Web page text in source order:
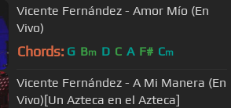
Vicente Fernández - Amor Mío (En
Vivo)
Chords: G Bm D C A F# Cm
Vicente Fernández - A Mi Manera (En
Vivo)[Un Azteca en el Azteca]